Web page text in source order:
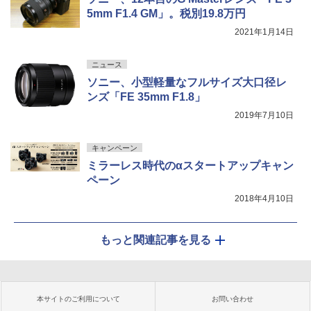
5mm F1.4 GM」。税別19.8万円
2021年1月14日
ニュース
ソニー、小型軽量なフルサイズ大口径レ
ンズ「FE 35mm F1.8」
2019年7月10日
キャンペーン
ミラーレス時代のαスタートアップキャン
ペーン
2018年4月10日
もっと関連記事を見る
本サイトのご利用について お問い合わせ